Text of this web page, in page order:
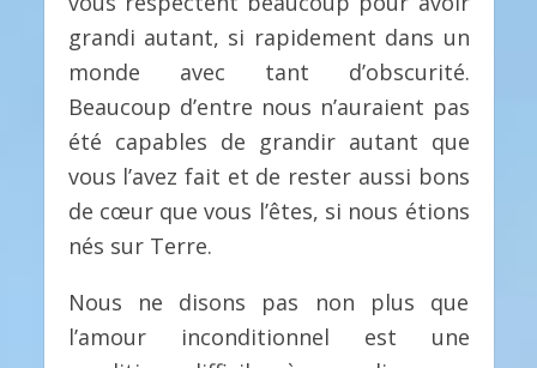
grandi autant, si rapidement dans un
monde avec tant d’obscurité.
Beaucoup d’entre nous n’auraient pas
été capables de grandir autant que
vous l’avez fait et de rester aussi bons
de cœur que vous l’êtes, si nous étions
nés sur Terre.
Nous ne disons pas non plus que
l’amour inconditionnel est une